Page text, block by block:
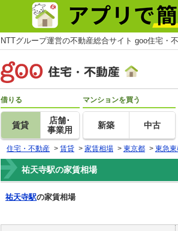
NTTグループ運営の不動産総合サイト goo住宅・
借りる
賃貸
店舗･
事業用
マンションを買う
新築 中古
住宅・不動産 > 賃貸 > 家賃相場 > 東京都 > 東急東
祐天寺駅の家賃相場
祐天寺駅の家賃相場